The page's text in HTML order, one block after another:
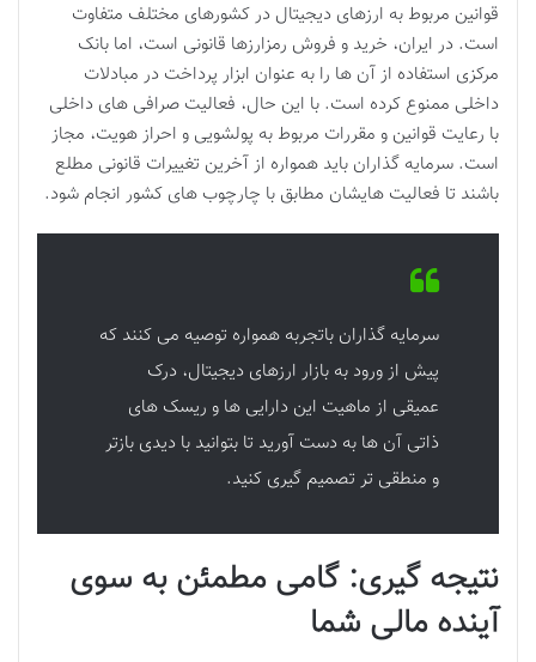
قوانین مربوط به ارزهای دیجیتال در کشورهای مختلف متفاوت
است. در ایران، خرید و فروش رمزارزها قانونی است، اما بانک
مرکزی استفاده از آن ها را به عنوان ابزار پرداخت در مبادلات
داخلی ممنوع کرده است. با این حال، فعالیت صرافی های داخلی
با رعایت قوانین و مقررات مربوط به پولشویی و احراز هویت، مجاز
است. سرمایه گذاران باید همواره از آخرین تغییرات قانونی مطلع
باشند تا فعالیت هایشان مطابق با چارچوب های کشور انجام شود.
سرمایه گذاران باتجربه همواره توصیه می کنند که
پیش از ورود به بازار ارزهای دیجیتال، درک
عمیقی از ماهیت این دارایی ها و ریسک های
ذاتی آن ها به دست آورید تا بتوانید با دیدی بازتر
و منطقی تر تصمیم گیری کنید.
نتیجه گیری: گامی مطمئن به سوی
آینده مالی شما